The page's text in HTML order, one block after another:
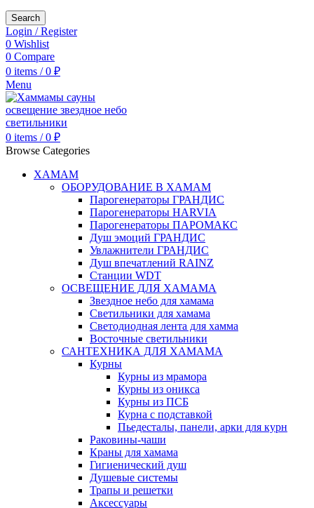
Search
Login / Register
0 Wishlist
0 Compare
0 items / 0 ₽
Menu
0 items / 0 ₽
Browse Categories
ХАМАМ
ОБОРУДОВАНИЕ В ХАМАМ
Парогенераторы ГРАНДИС
Парогенераторы HARVIA
Парогенераторы ПАРОМАКС
Душ эмоций ГРАНДИС
Увлажнители ГРАНДИС
Душ впечатлений RAINZ
Станции WDT
ОСВЕЩЕНИЕ ДЛЯ ХАМАМА
Звездное небо для хамама
Светильники для хамама
Светодиодная лента для хамма
Восточные светильники
САНТЕХНИКА ДЛЯ ХАМАМА
Курны
Курны из мрамора
Курны из оникса
Курны из ПСБ
Курна с подставкой
Пьедесталы, панели, арки для курн
Раковины-чаши
Краны для хамама
Гигиенический душ
Душевые системы
Трапы и решетки
Аксессуары